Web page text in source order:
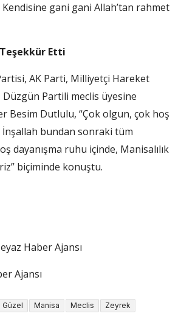
Kendisine gani gani Allah’tan rahmet
Etti
AK Parti, Milliyetçi Hareket
Partili meclis üyesine
Besim Dutlulu, “Çok olgun, çok hoş
bundan sonraki tüm
dayanışma ruhu içinde, Manisalılık
biçiminde konuştu.
Haber Ajansı
Ajansı
Güzel Manisa Meclis Zeyrek